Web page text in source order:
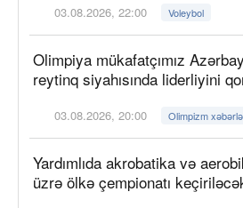
03.08.2026, 22:00 Voleybol
Olimpiya mükafatçımız
reytinq siyahısında liderliyini
03.08.2026, 20:00 Olimpizm
Yardımlıda akrobatika və
üzrə ölkə çempionatı